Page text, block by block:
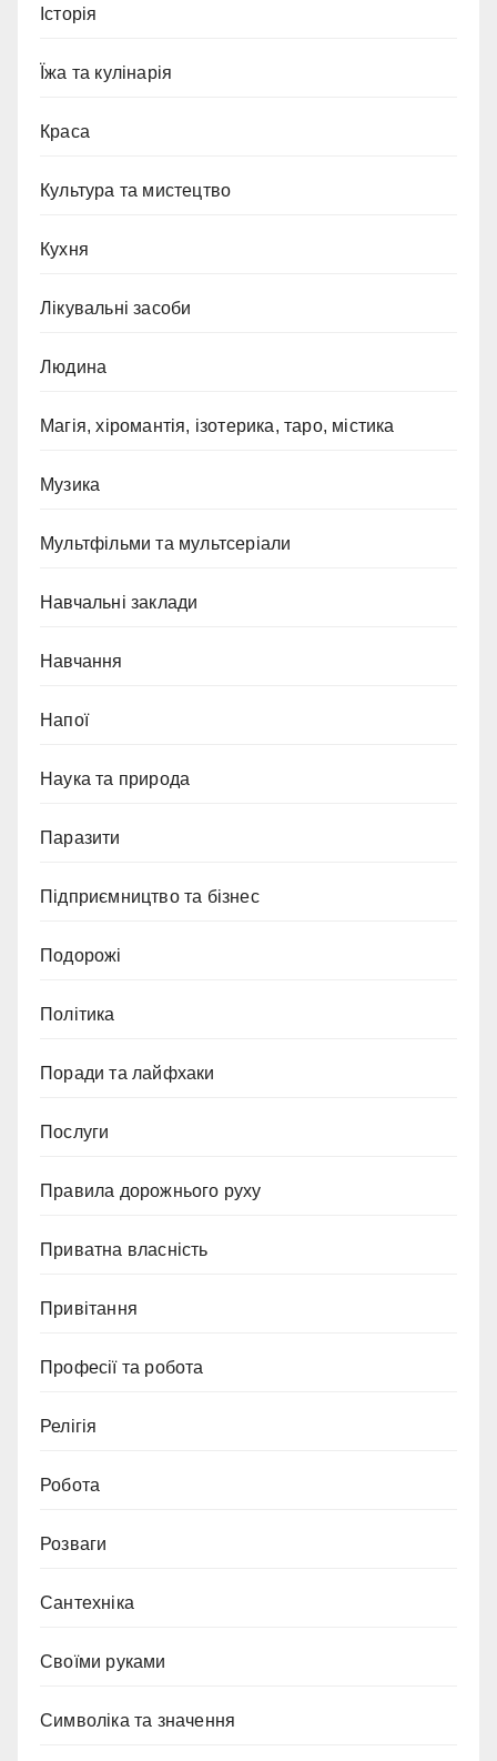
Історія
Їжа та кулінарія
Краса
Культура та мистецтво
Кухня
Лікувальні засоби
Людина
Магія, хіромантія, ізотерика, таро, містика
Музика
Мультфільми та мультсеріали
Навчальні заклади
Навчання
Напої
Наука та природа
Паразити
Підприємництво та бізнес
Подорожі
Політика
Поради та лайфхаки
Послуги
Правила дорожнього руху
Приватна власність
Привітання
Професії та робота
Релігія
Робота
Розваги
Сантехніка
Своїми руками
Символіка та значення